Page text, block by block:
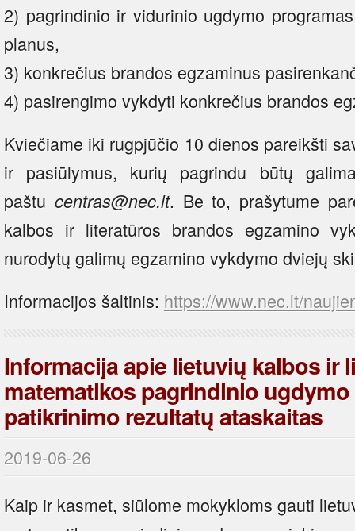
2) pagrindinio ir vidurinio ugdymo
planus,
3) konkrečius brandos egzaminus
4) pasirengimo vykdyti konkrečius brandos
Kviečiame iki rugpjūčio 10 dienos pareikšti
ir pasiūlymus, kurių pagrindu būtų
paštu centras@nec.lt. Be to, prašytume
kalbos ir literatūros brandos egzamino
nurodytų galimų egzamino vykdymo dviejų
Informacijos šaltinis: https://www.nec.lt/
Informacija apie lietuvių kalbos ir
matematikos pagrindinio
patikrinimo rezultatų ataskaitas
2019-06-26
Kaip ir kasmet, siūlome mokykloms gauti